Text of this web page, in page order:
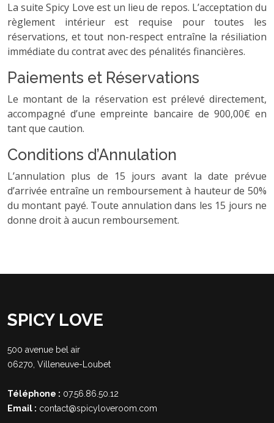
La suite Spicy Love est un lieu de repos. L’acceptation du
règlement intérieur est requise pour toutes les
réservations, et tout non-respect entraîne la résiliation
immédiate du contrat avec des pénalités financières.
Paiements et Réservations
Le montant de la réservation est prélevé directement,
accompagné d’une empreinte bancaire de 900,00€ en
tant que caution.
Conditions d’Annulation
L’annulation plus de 15 jours avant la date prévue
d’arrivée entraîne un remboursement à hauteur de 50%
du montant payé. Toute annulation dans les 15 jours ne
donne droit à aucun remboursement.
SPICY LOVE
500 avenue bel air
06270, Villeneuve-Loubet
Téléphone : 07.56.86.50.12
Email : contact@spicyloveroom.com